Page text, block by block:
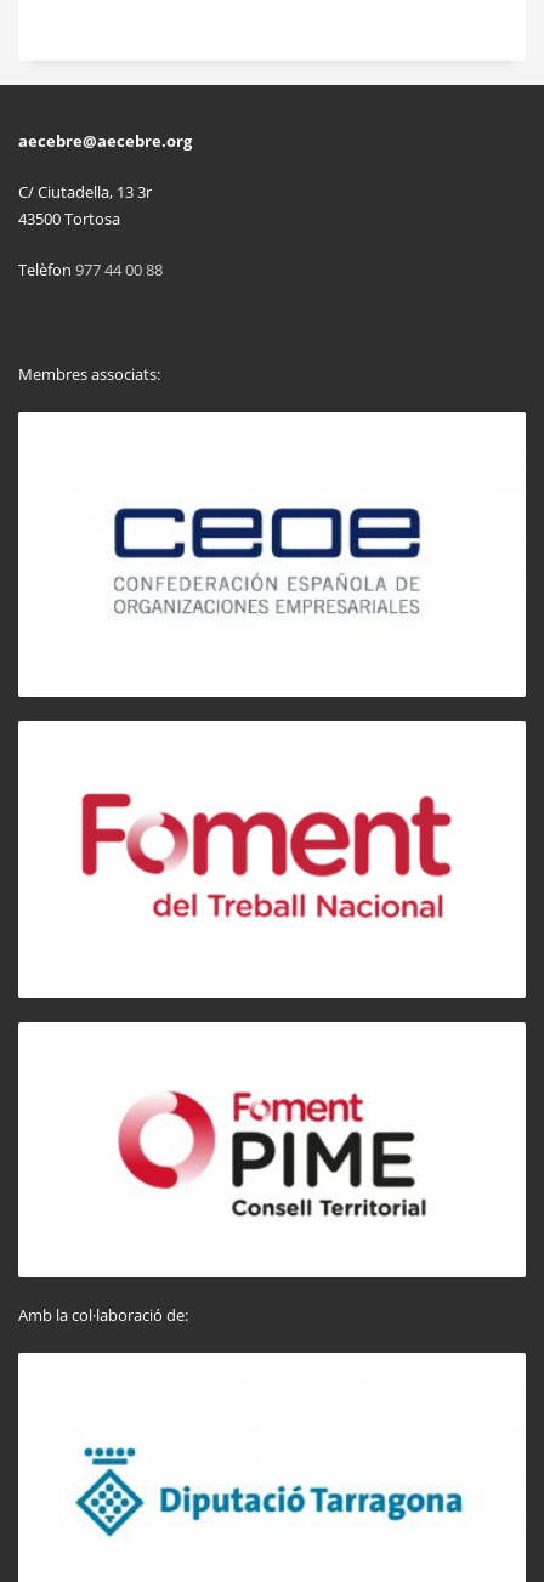
aecebre@aecebre.org
C/ Ciutadella, 13 3r
43500 Tortosa
Telèfon 977 44 00 88
Membres associats:
Amb la col·laboració de: